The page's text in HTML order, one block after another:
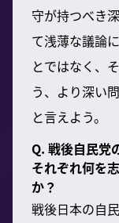
守が持つべき
て浅薄な議論
とではなく、
う、より深い
と言えよう。
Q. 戦後自民党
それぞれ何を
か？
戦後日本の自